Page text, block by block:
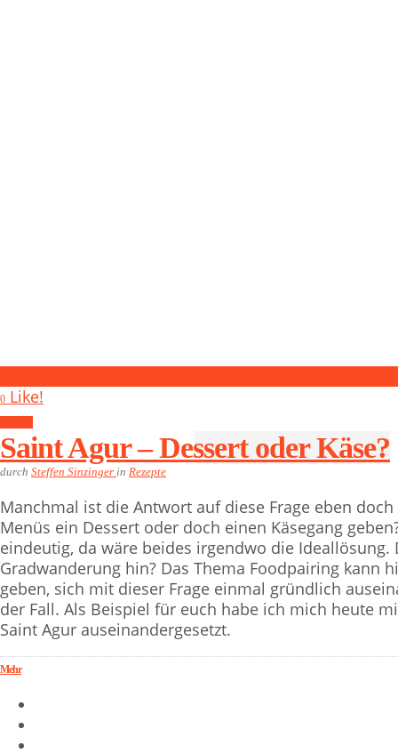
0 Like!
Saint Agur – Dessert oder Käse?
durch Steffen Sinzinger in Rezepte
Manchmal ist die Antwort auf diese Frage eben
Menüs ein Dessert oder doch einen Käsegang
eindeutig, da wäre beides irgendwo die
Gradwanderung hin? Das Thema Foodpairing kann
geben, sich mit dieser Frage einmal gründlich
der Fall. Als Beispiel für euch habe ich mich heute
Saint Agur auseinandergesetzt.
Mehr